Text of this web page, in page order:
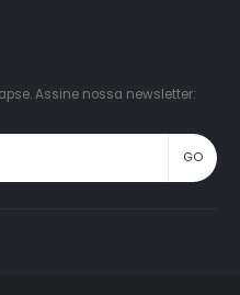
Assine nossa newsletter: